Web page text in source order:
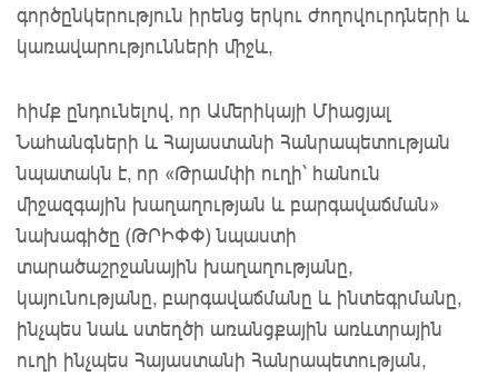
գործընկերություն իրենց երկու ժողովուրդների և
կառավարությունների միջև,
հիմք ընդունելով, որ Ամերիկայի Միացյալ
Նահանգների և Հայաստանի Հանրապետության
նպատակն է, որ «Թրամփի ուղի՝ հանուն
միջազգային խաղաղության և բարգավաճման»
նախագիծը (ԹՐԻՓՓ) նպաստի
տարածաշրջանային խաղաղությանը,
կայունությանը, բարգավաճմանը և ինտեգրմանը,
ինչպես նաև ստեղծի առանցքային առևտրային
ուղի ինչպես Հայաստանի Հանրապետության,